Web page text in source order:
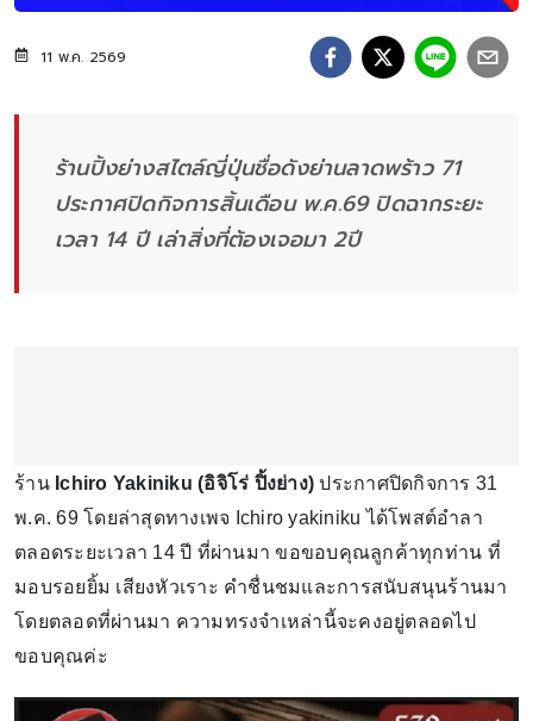
11 พ.ค. 2569
ร้านปิ้งย่างสไตล์ญี่ปุ่นชื่อดังย่านลาดพร้าว 71
ประกาศปิดกิจการสิ้นเดือน พ.ค.69 ปิดฉากระยะ
เวลา 14 ปี เล่าสิ่งที่ต้องเจอมา 2ปี
ร้าน Ichiro Yakiniku (อิจิโร่ ปิ้งย่าง) ประกาศปิดกิจการ 31
พ.ค. 69 โดยล่าสุดทางเพจ Ichiro yakiniku ได้โพสต์อำลา
ตลอดระยะเวลา 14 ปี ที่ผ่านมา ขอขอบคุณลูกค้าทุกท่าน ที่
มอบรอยยิ้ม เสียงหัวเราะ คำชื่นชมและการสนับสนุนร้านมา
โดยตลอดที่ผ่านมา ความทรงจำเหล่านี้จะคงอยู่ตลอดไป
ขอบคุณค่ะ